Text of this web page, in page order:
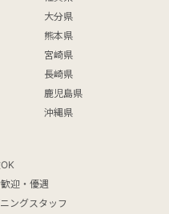
大分県
熊本県
宮崎県
長崎県
鹿児島県
沖縄県
迎・優遇
ングスタッフ